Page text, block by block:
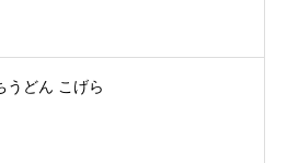
うどん こげら